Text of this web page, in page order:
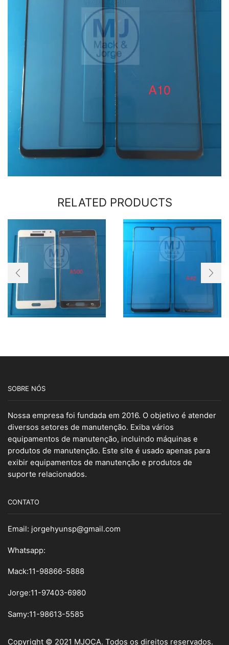
RELATED PRODUCTS
SOBRE NÓS
Nossa empresa foi fundada em 2016. O objetivo é atender
diversos setores de manutenção. Exiba vários
equipamentos de manutenção, incluindo máquinas e
produtos de manutenção. Este site é usado apenas para
exibir equipamentos de manutenção e produtos de
suporte relacionados.
CONTATO
Email: jorgehyunsp@gmail.com
Whatsapp:
Mack:11-98866-5888
Jorge:11-97403-6980
Samy:11-98613-5585
Copyright © 2021 MJOCA. Todos os direitos reservados.